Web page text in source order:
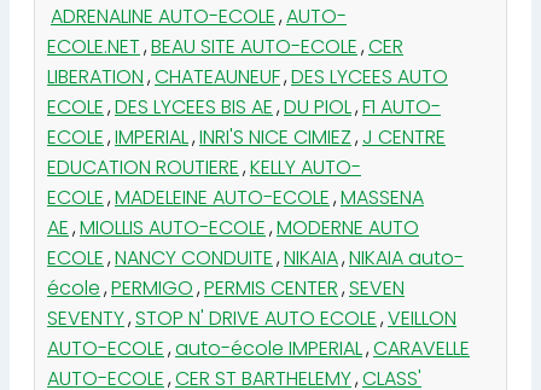
ADRENALINE AUTO-ECOLE,AUTO-
ECOLE.NET,BEAU SITE AUTO-ECOLE,CER
LIBERATION,CHATEAUNEUF,DES LYCEES AUTO
ECOLE,DES LYCEES BIS AE,DU PIOL,F1 AUTO-
ECOLE,IMPERIAL,INRI'S NICE CIMIEZ,J CENTRE
EDUCATION ROUTIERE,KELLY AUTO-
ECOLE,MADELEINE AUTO-ECOLE,MASSENA
AE,MIOLLIS AUTO-ECOLE,MODERNE AUTO
ECOLE,NANCY CONDUITE,NIKAIA,NIKAIA auto-
école,PERMIGO,PERMIS CENTER,SEVEN
SEVENTY,STOP N' DRIVE AUTO ECOLE,VEILLON
AUTO-ECOLE,auto-école IMPERIAL,CARAVELLE
AUTO-ECOLE,CER ST BARTHELEMY,CLASS'